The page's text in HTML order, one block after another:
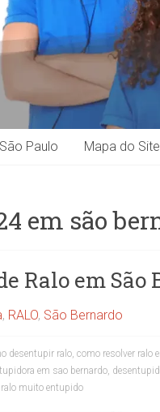
Paulo Mapa do Site
em são
Ralo em São
, RALO, São Bernardo
desentupir ralo, como resolver ralo
em sao bernardo,
ralo muito entupido